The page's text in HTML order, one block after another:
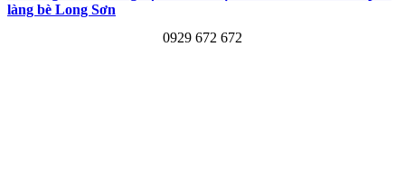
làng bè Long Sơn
0929 672 672